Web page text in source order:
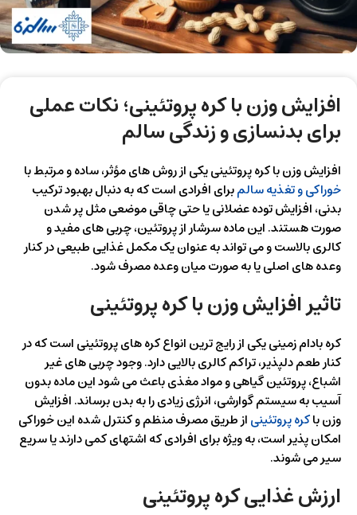
افزایش وزن با کره پروتئینی؛ نکات عملی
برای بدنسازی و زندگی سالم
افزایش وزن با کره پروتئینی یکی از روش‌ های مؤثر، ساده و مرتبط با
خوراکی و تغذیه سالمبرای افرادی است که به‌ دنبال بهبود ترکیب
بدنی، افزایش توده عضلانی یا حتی چاقی موضعی مثل پر شدن
صورت هستند. این ماده سرشار از پروتئین، چربی‌ های مفید و
کالری بالاست و می‌ تواند به‌ عنوان یک مکمل غذایی طبیعی در کنار
وعده‌ های اصلی یا به‌ صورت میان‌ وعده مصرف شود.
تاثیر افزایش وزن با کره پروتئینی
کره بادام‌ زمینی یکی از رایج‌ ترین انواع کره‌ های پروتئینی است که در
کنار طعم دلپذیر، تراکم کالری بالایی دارد. وجود چربی‌ های غیر
اشباع، پروتئین گیاهی و مواد مغذی باعث می‌ شود این ماده بدون
آسیب به سیستم گوارشی، انرژی زیادی را به بدن برساند. افزایش
وزن باکره پروتئینیاز طریق مصرف منظم و کنترل‌ شده این خوراکی
امکان‌ پذیر است، به‌ ویژه برای افرادی که اشتهای کمی دارند یا سریع
سیر می‌ شوند.
ارزش غذایی کره پروتئینی